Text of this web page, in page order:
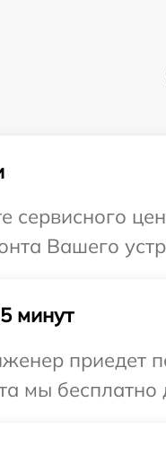
сервисного
Вашего
минут
приедет
мы бесплатно